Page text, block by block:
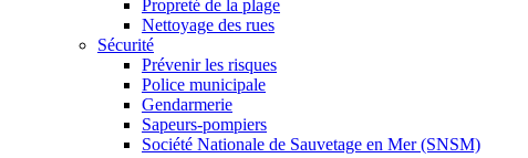
Propreté de la plage
Nettoyage des rues
Sécurité
Prévenir les risques
Police municipale
Gendarmerie
Sapeurs-pompiers
Société Nationale de Sauvetage en Mer (SNSM)